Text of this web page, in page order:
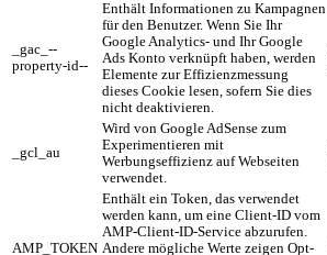
_gac_--
property-id--
Enthält Informationen zu Kampagnen
für den Benutzer. Wenn Sie Ihr
Google Analytics- und Ihr Google
Ads Konto verknüpft haben, werden
Elemente zur Effizienzmessung
dieses Cookie lesen, sofern Sie dies
nicht deaktivieren.
_gcl_au
Wird von Google AdSense zum
Experimentieren mit
Werbungseffizienz auf Webseiten
verwendet.
AMP_TOKEN
Enthält ein Token, das verwendet
werden kann, um eine Client-ID vom
AMP-Client-ID-Service abzurufen.
Andere mögliche Werte zeigen Opt-